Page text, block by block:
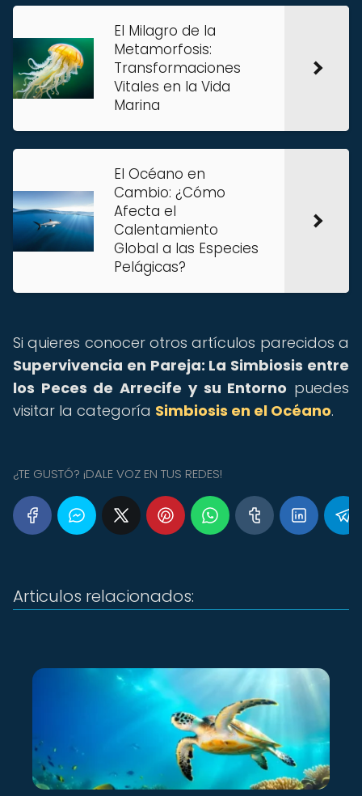
El Milagro de la
Metamorfosis:
Transformaciones
Vitales en la Vida
Marina
El Océano en
Cambio: ¿Cómo
Afecta el
Calentamiento
Global a las Especies
Pelágicas?
Si quieres conocer otros artículos parecidos a
Supervivencia en Pareja: La Simbiosis entre
los Peces de Arrecife y su Entorno puedes
visitar la categoría Simbiosis en el Océano.
¿TE GUSTÓ? ¡DALE VOZ EN TUS REDES!
Articulos relacionados: